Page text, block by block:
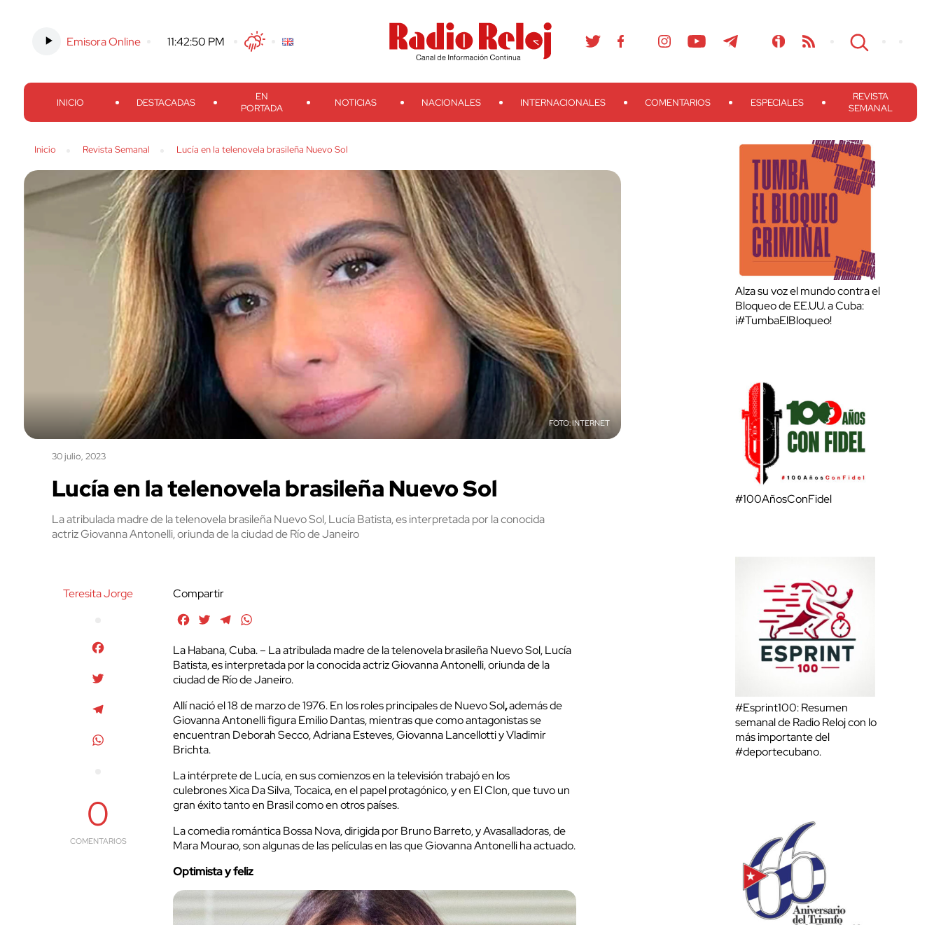
Emisora Online -11:42:51 PM TwitterFacebook
Threads
Instagram TelegramTeveo Ivoox RSS Search
INICIO DESTACADAS
EN
PORTADA
NOTICIAS NACIONALES INTERNACIONALES COMENTARIOS ESPECIALES
REVISTA
SEMANAL
Inicio Revista Semanal Lucía en la telenovela brasileña Nuevo Sol
INTERNET
30 julio, 2023
Lucía en la telenovela brasileña Nuevo Sol
La atribulada madre de la telenovela brasileña Nuevo Sol, Lucía Batista, es interpretada por la conocida
actriz Giovanna Antonelli, oriunda de la ciudad de Río de Janeiro
Teresita Jorge
0
COMENTARIOS
Compartir
FacebookTwitterTelegram
La Habana, Cuba. – La atribulada madre de la telenovela brasileña Nuevo Sol, Lucía
Batista, es interpretada por la conocida actriz Giovanna Antonelli, oriunda de la
ciudad de Río de Janeiro.
Allí nació el 18 de marzo de 1976. En los roles principales de Nuevo Sol,además de
Giovanna Antonelli figura Emilio Dantas, mientras que como antagonistas se
encuentran Deborah Secco, Adriana Esteves, Giovanna Lancellotti y Vladimir
Brichta.
La intérprete de Lucía, en sus comienzos en la televisión trabajó en los
culebrones Xica Da Silva, Tocaica, en el papel protagónico, y en El Clon, que tuvo un
gran éxito tanto en Brasil como en otros países.
La comedia romántica Bossa Nova, dirigida por Bruno Barreto, y Avasalladoras, de
Mara Mourao, son algunas de las películas en las que Giovanna Antonelli ha actuado.
Optimista y feliz
Alza su voz el mundo contra el
Bloqueo de EE.UU. a Cuba:
¡#TumbaElBloqueo!
#100AñosConFidel
#Esprint100: Resumen
semanal de Radio Reloj con lo
más importante del
#deportecubano.